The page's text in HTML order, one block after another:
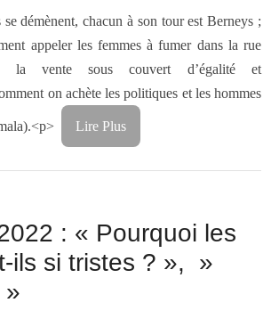
démènent, chacun à son tour est Berneys ;
appeler les femmes à fumer dans la rue
la vente sous couvert d’égalité et
on achète les politiques et les hommes
Lire Plus
: « Pourquoi les
ils si tristes ? », »
»